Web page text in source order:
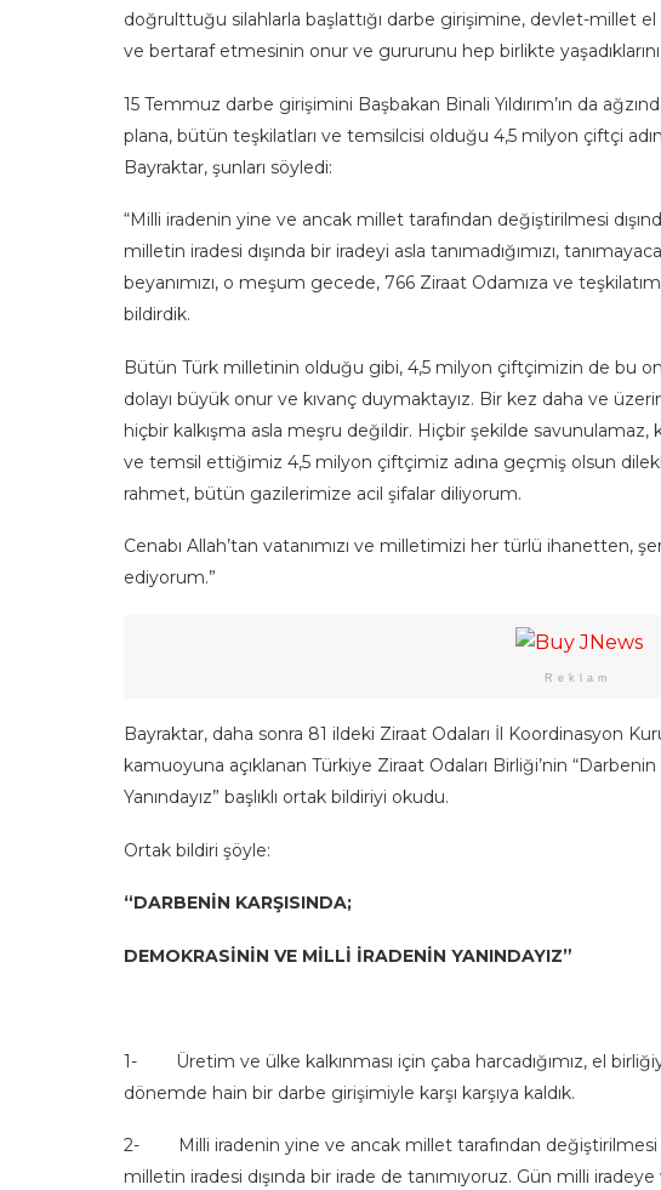
doğrulttuğu silahlarla başlattığı darbe girişimine, devlet-millet el
ve bertaraf etmesinin onur ve gururunu hep birlikte
15 Temmuz darbe girişimini Başbakan Binali Yıldırım’ın da
plana, bütün teşkilatları ve temsilcisi olduğu 4,5 milyon çiftçi
Bayraktar, şunları söyledi:
“Milli iradenin yine ve ancak millet tarafından değiştirilmesi
milletin iradesi dışında bir iradeyi asla tanımadığımızı,
beyanımızı, o meşum gecede, 766 Ziraat Odamıza ve
bildirdik.
Bütün Türk milletinin olduğu gibi, 4,5 milyon çiftçimizin de bu
dolayı büyük onur ve kıvanç duymaktayız. Bir kez daha ve
hiçbir kalkışma asla meşru değildir. Hiçbir şekilde
ve temsil ettiğimiz 4,5 milyon çiftçimiz adına geçmiş olsun
rahmet, bütün gazilerimize acil şifalar diliyorum.
Cenabı Allah’tan vatanımızı ve milletimizi her türlü ihanetten,
ediyorum.”
Reklam
Bayraktar, daha sonra 81 ildeki Ziraat Odaları İl Koordinasyon
kamuoyuna açıklanan Türkiye Ziraat Odaları Birliği’nin
Yanındayız” başlıklı ortak bildiriyi okudu.
Ortak bildiri şöyle:
“DARBENİN KARŞISINDA;
DEMOKRASİNİN VE MİLLİ İRADENİN YANINDAYIZ”
1- Üretim ve ülke kalkınması için çaba harcadığımız, el
dönemde hain bir darbe girişimiyle karşı karşıya kaldık.
2- Milli iradenin yine ve ancak millet tarafından değiştirilmesi
milletin iradesi dışında bir irade de tanımıyoruz. Gün milli